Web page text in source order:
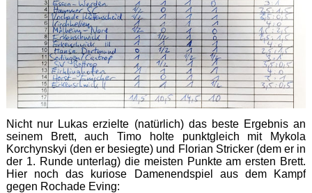
Nicht nur Lukas erzielte (natürlich) das beste Ergebnis an
seinem Brett, auch Timo holte punktgleich mit Mykola
Korchynskyi (den er besiegte) und Florian Stricker (dem er in
der 1. Runde unterlag) die meisten Punkte am ersten Brett.
Hier noch das kuriose Damenendspiel aus dem Kampf
gegen Rochade Eving: